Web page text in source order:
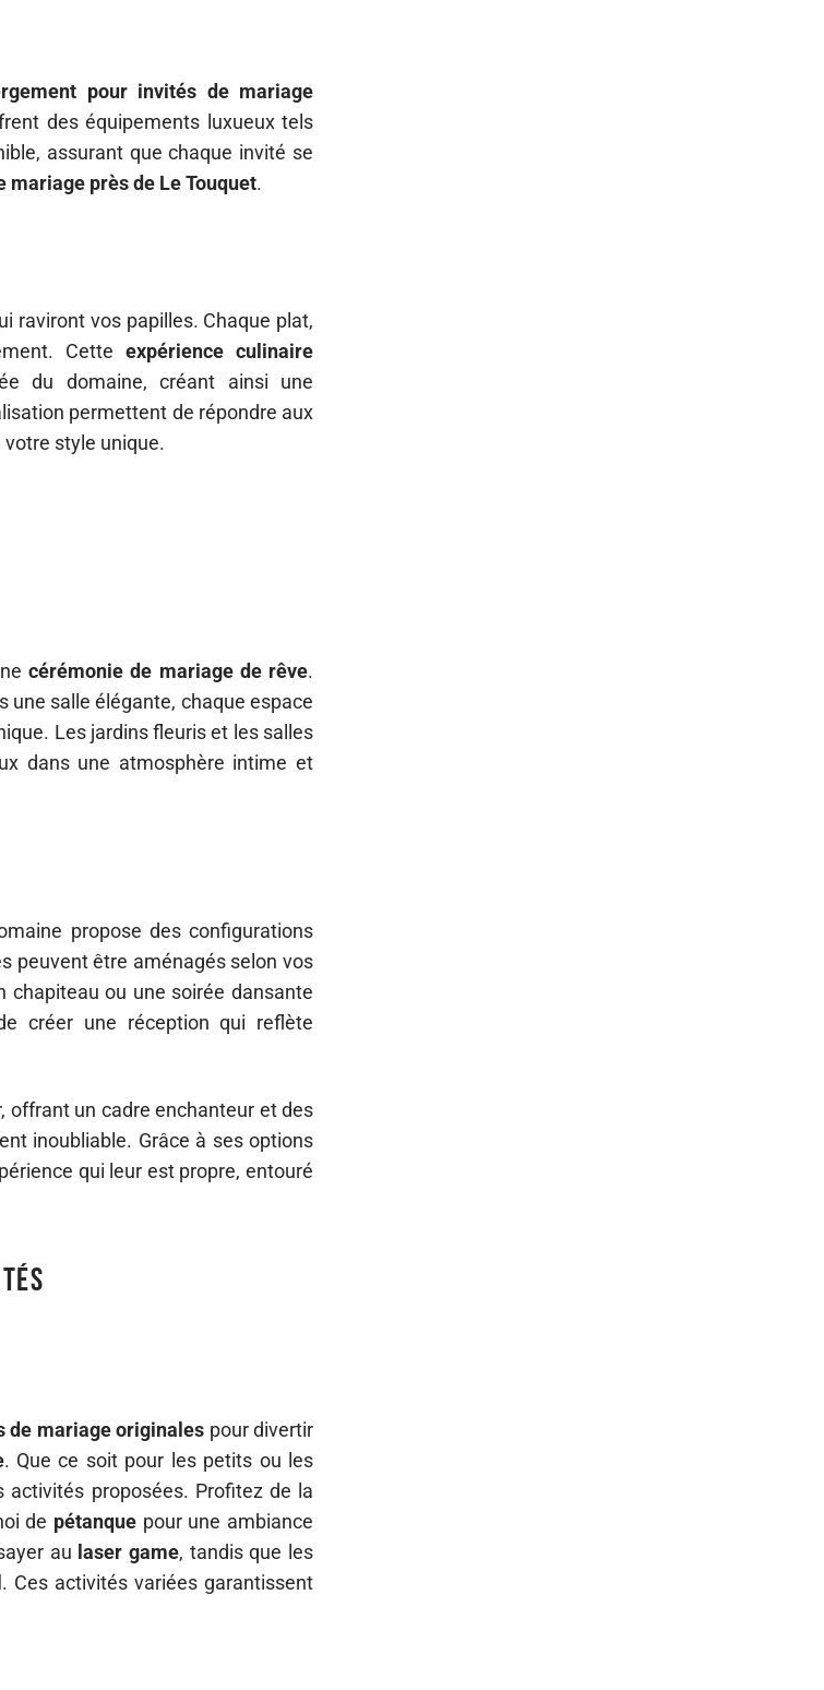
pour invités de mariage
des équipements luxueux tels
assurant que chaque invité se
mariage près de Le Touquet.
raviront vos papilles. Chaque plat,
Cette expérience culinaire
du domaine, créant ainsi une
permettent de répondre aux
style unique.
cérémonie de mariage de rêve.
une salle élégante, chaque espace
Les jardins fleuris et les salles
dans une atmosphère intime et
propose des configurations
peuvent être aménagés selon vos
chapiteau ou une soirée dansante
créer une réception qui reflète
offrant un cadre enchanteur et des
inoubliable. Grâce à ses options
qui leur est propre, entouré
de mariage originales pour divertir
. Que ce soit pour les petits ou les
activités proposées. Profitez de la
de pétanque pour une ambiance
au laser game, tandis que les
. Ces activités variées garantissent